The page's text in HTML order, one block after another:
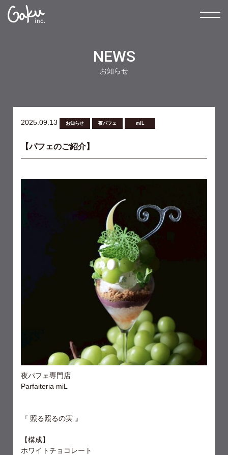
NEWS
お知らせ
2025.09.13 お知らせ 夜パフェ miL
【パフェのご紹介】
夜パフェ専門店
Parfaiteria miL
『 照る照るの実 』
【構成】
ホワイトチョコレート